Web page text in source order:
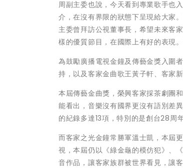
周副主委也說，今天看到專業歌手也
介，在沒有界限的狀態下呈現給大家
主委曾拜訪公視董事長，希望未來客
樣的優質節目，在國際上有好的表現
為鼓勵廣播電視金鐘及傳藝金獎入圍
持，以及客家金曲歌王黃子軒、客家
本屆傳藝金曲獎，榮興客家採茶劇團
能看出，音樂沒有國界更沒有語別差
的紀錄多達13項，特別的是創台28周
而客家之光金鐘常勝軍溫士凱，本屆
視，本屆仍以《綠金龜的模仿犯》、
音作品，讓客家族群被世界看見，讓客